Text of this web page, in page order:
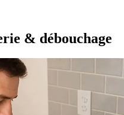
& débouchage